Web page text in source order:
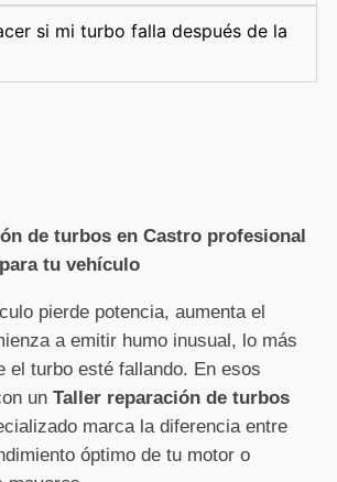
si mi turbo falla después de la
de turbos en Castro profesional
tu vehículo
pierde potencia, aumenta el
a emitir humo inusual, lo más
el turbo esté fallando. En esos
un Taller reparación de turbos
marca la diferencia entre
óptimo de tu motor o